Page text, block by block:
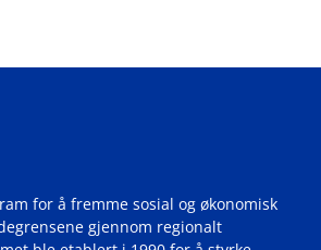
for å fremme sosial og økonomisk
gjennom regionalt